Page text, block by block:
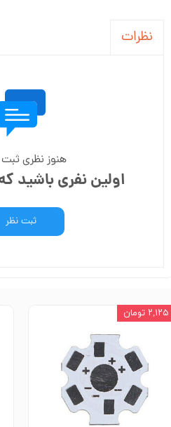
نظرات
هنوز نظری
اولین نفری باشید
ثبت نظر
۲,۱۲۵ تومان